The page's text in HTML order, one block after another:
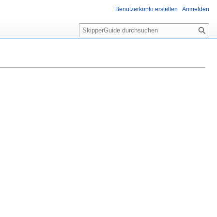
Benutzerkonto erstellen Anmelden
S
u
e